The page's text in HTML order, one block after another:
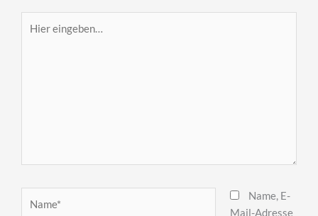
eingeben…
Name, E-
Mail-Adresse